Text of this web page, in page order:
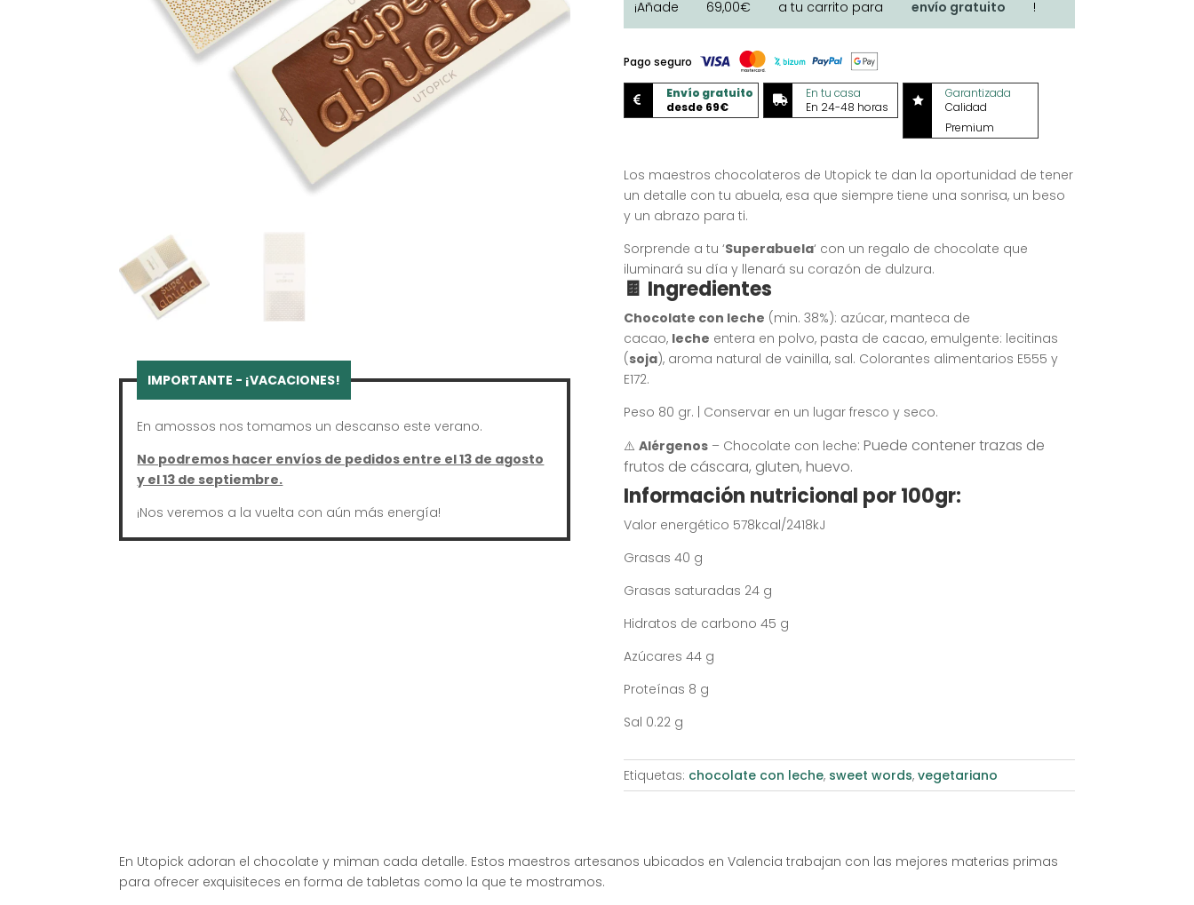
En amossos nos tomamos un descanso este verano.
No podremos hacer envíos de pedidos entre el 13 de agosto
y el 13 de septiembre.
¡Nos veremos a la vuelta con aún más energía!
¡Añade 69,00€ a tu carrito para envío gratuito !
Pago seguro

Envío gratuito
desde 69€

En tu casa
En 24-48 horas

Garantizada
Calidad
Premium
Los maestros chocolateros de Utopick te dan la oportunidad de tener
un detalle con tu abuela, esa que siempre tiene una sonrisa, un beso
y un abrazo para ti.
Sorprende a tu ‘Superabuela‘ con un regalo de chocolate que
iluminará su día y llenará su corazón de dulzura.
🍫 Ingredientes
Chocolate con leche (min. 38%): azúcar, manteca de
cacao, leche entera en polvo, pasta de cacao, emulgente: lecitinas
(soja), aroma natural de vainilla, sal. Colorantes alimentarios E555 y
E172.
Peso 80 gr. | Conservar en un lugar fresco y seco.
⚠️ Alérgenos– Chocolate con leche: Puede contener trazas de
frutos de cáscara, gluten, huevo.
Información nutricional por 100gr:
Valor energético 578kcal/2418kJ
Grasas 40 g
Grasas saturadas 24 g
Hidratos de carbono 45 g
Azúcares 44 g
Proteínas 8 g
Sal 0.22 g
Etiquetas: chocolate con leche, sweet words, vegetariano
En Utopick adoran el chocolate y miman cada detalle. Estos maestros artesanos ubicados en Valencia trabajan con las mejores materias primas
para ofrecer exquisiteces en forma de tabletas como la que te mostramos.